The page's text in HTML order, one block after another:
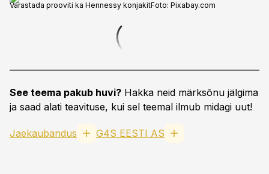
Varastada prooviti ka Hennessy konjakitFoto: Pixabay.com
See teema pakub huvi? Hakka neid märksõnu jälgima
ja saad alati teavituse, kui sel teemal ilmub midagi uut!
Jaekaubandus G4S EESTI AS